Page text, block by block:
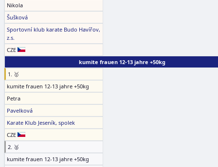
Nikola
Šušková
Sportovní klub karate Budo Havířov,
z.s.
CZE
kumite frauen 12-13 jahre +50kg
1. 🥇
kumite frauen 12-13 jahre +50kg
Petra
Pavelková
Karate Klub Jeseník, spolek
CZE
2. 🥈
kumite frauen 12-13 jahre +50kg